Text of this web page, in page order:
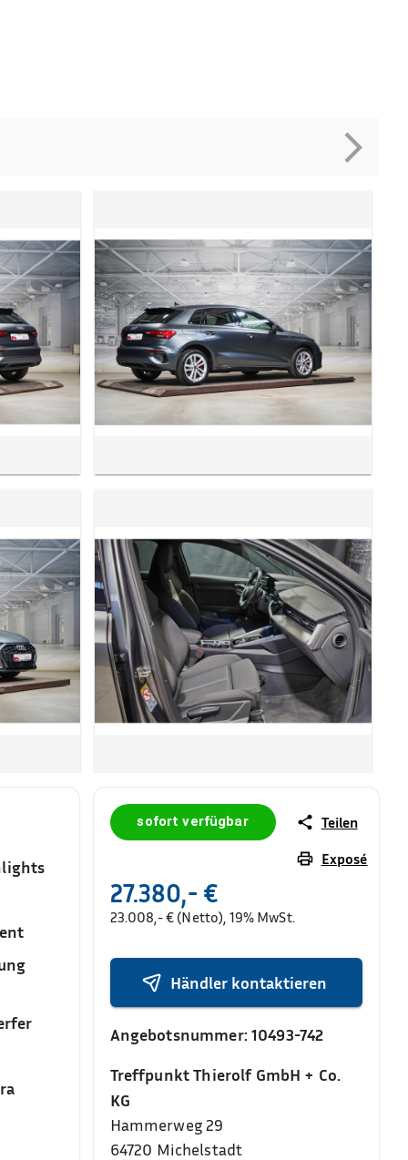
sofort verfügbar
Teilen
Exposé
27.380,- €
23.008,- € (Netto), 19% MwSt.
Händler kontaktieren
Angebotsnummer: 10493-742
Treffpunkt Thierolf GmbH + Co.
KG
Hammerweg 29
64720 Michelstadt